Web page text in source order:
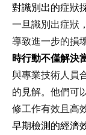
對識別出的症狀
一旦識別出症狀
導致進一步的損
時行動不僅解決
與專業技術人員
的見解。他們可
修工作有效且高
早期檢測的經濟